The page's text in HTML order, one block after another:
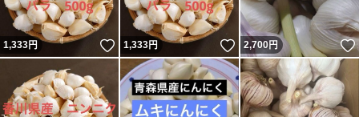
1,333円 いいね！
1,333円 いいね！
2,700円